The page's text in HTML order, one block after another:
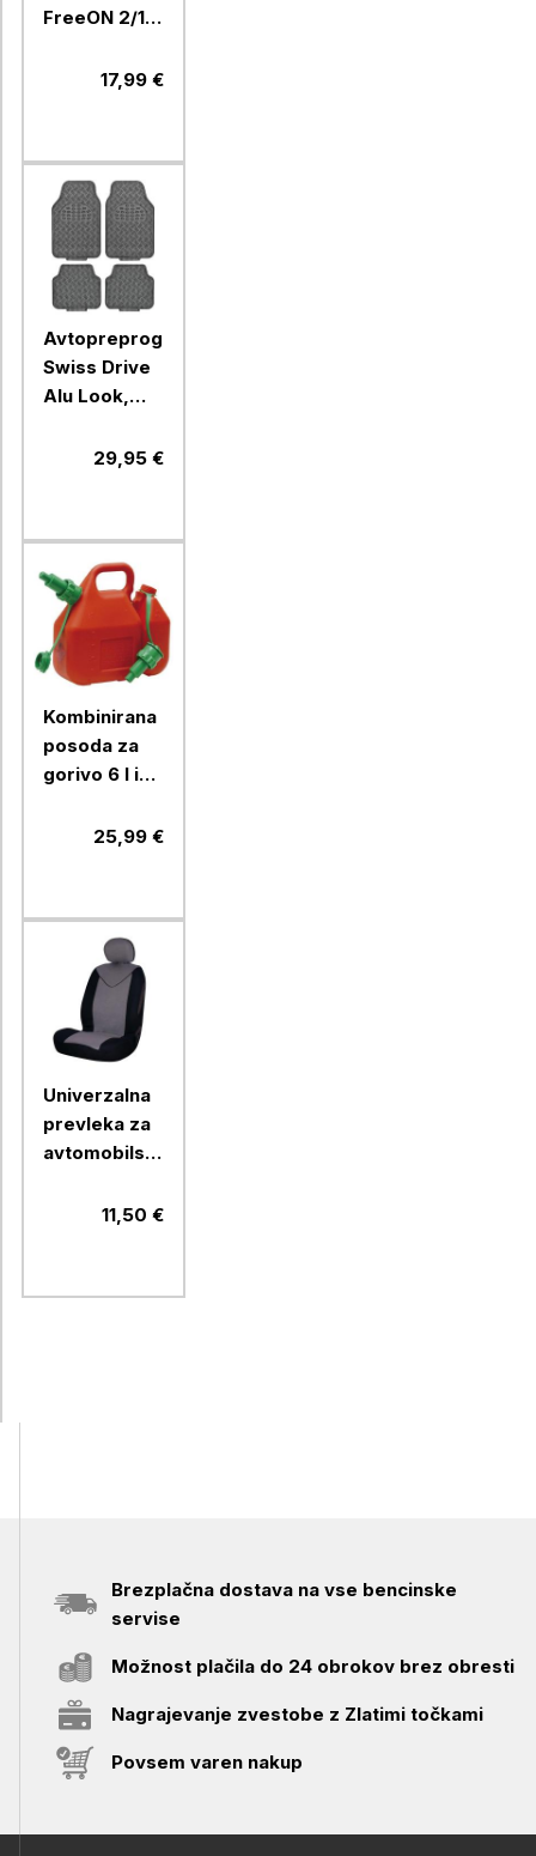
FreeON 2/1,
17,99 €
Avtopreproge
Swiss Drive
Alu Look,
29,95 €
Kombinirana
posoda za
gorivo 6 l in
Ramda25,99 €
Univerzalna
prevleka za
avtomobilski
prednja,11,50 €
Brezplačna dostava na vse bencinske
servise
Možnost plačila do 24 obrokov brez obresti
Nagrajevanje zvestobe z Zlatimi točkami
Povsem varen nakup